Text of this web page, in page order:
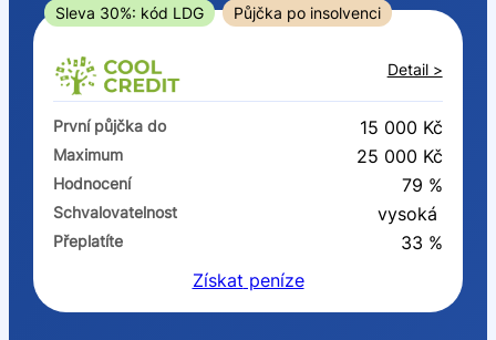
ano
Sleva 30%: kód LDG Půjčka po insolvenci
Detail >
První půjčka do 15 000 Kč
Maximum 25 000 Kč
Hodnocení 79 %
Schvalovatelnost vysoká
Přeplatíte
33 %
Získat peníze